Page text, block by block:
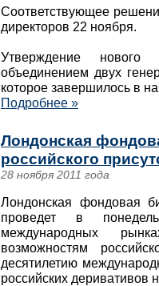
Соответствующее
директоров 22 ноября.
Утверждение
объединением двух
которое завершилось в
Подробнее »
Лондонская
российского
28 ноября 2011 года
Лондонская фондовая
проведет в
международных
возможностям
десятилетию
российских деривативов